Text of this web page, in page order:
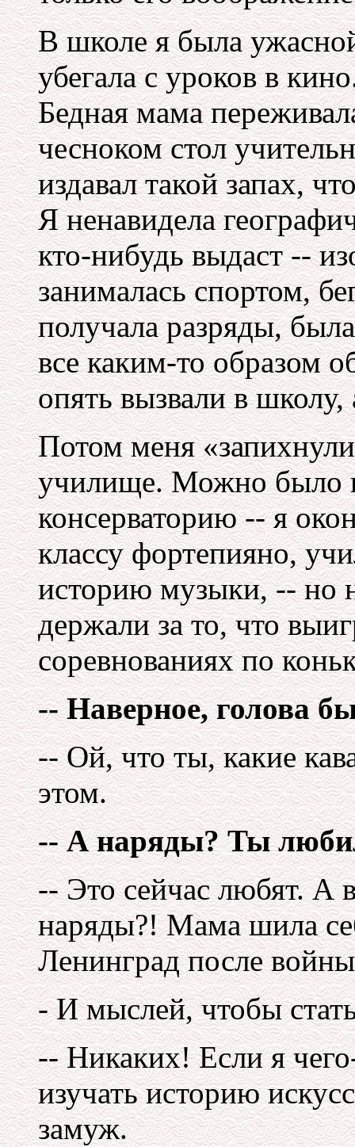
В школе я была
убегала с уроков в
Бедная мама
чесноком стол
издавал такой запах,
Я ненавидела
кто-нибудь выдаст --
занималась спортом,
получала разряды,
все каким-то образом
опять вызвали в
Потом меня
училище. Можно было
консерваторию -- я
классу фортепияно,
историю музыки, -- но
держали за то, что
соревнованиях по
-- Наверное, голова
-- Ой, что ты, какие
этом.
-- А наряды? Ты
-- Это сейчас любят. А
наряды?! Мама шила
Ленинград после
- И мыслей, чтобы
-- Никаких! Если я
изучать историю
замуж.